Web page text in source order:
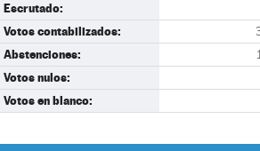
Escrutado:
Votos contabilizados:
Abstenciones:
Votos nulos:
Votos en blanco: